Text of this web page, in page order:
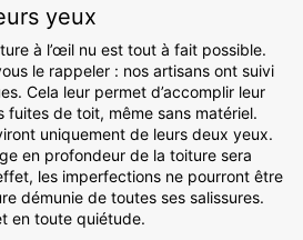
yeux
à l’œil nu est tout à fait possible.
le rappeler : nos artisans ont suivi
Cela leur permet d’accomplir leur
fuites de toit, même sans matériel.
uniquement de leurs deux yeux.
en profondeur de la toiture sera
les imperfections ne pourront être
démunie de toutes ses salissures.
en toute quiétude.